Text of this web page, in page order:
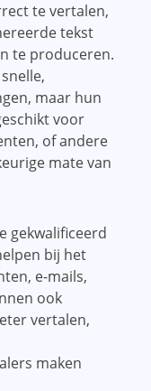
te vertalen,
tekst
te produceren.
maar hun
voor
of andere
mate van
gekwalificeerd
bij het
e-mails,
ook
vertalen,
maken